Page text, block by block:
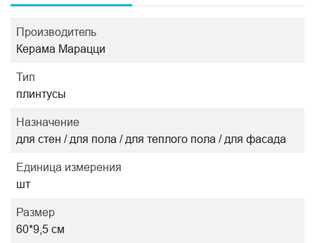
Производитель
Керама Марацци
Тип
плинтусы
Назначение
для стен / для пола / для теплого пола / для фасада
Единица измерения
шт
Размер
60*9,5 см